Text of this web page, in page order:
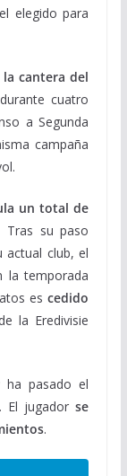
elegido para
cantera del
cuatro
a Segunda
campaña
un total de
Tras su paso
actual club, el
la temporada
escedido
la Eredivisie
pasado el
El jugadorse
.